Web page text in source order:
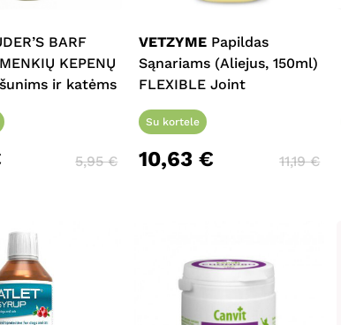
BARF
KEPENŲ
ir katėms
5,95€
VETZYME Papildas
Sąnariams (Aliejus, 150ml)
FLEXIBLE Joint
Su kortele
10,63€ 11,19€